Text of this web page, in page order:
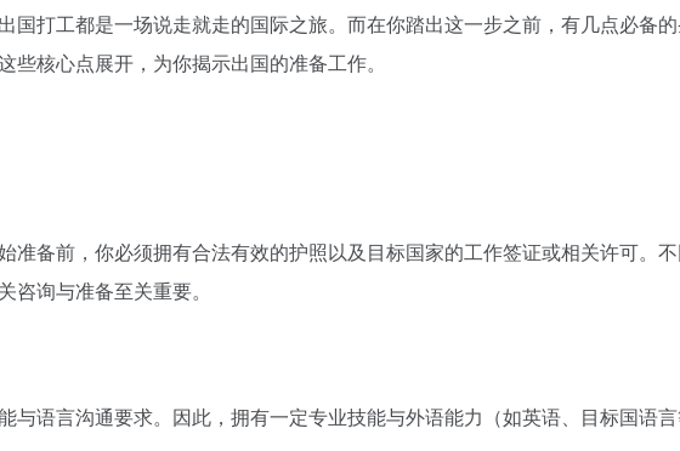
国打工都是一场说走就走的国际之旅。而在你踏出这一步之前，有几点必备
核心点展开，为你揭示出国的准备工作。
准备前，你必须拥有合法有效的护照以及目标国家的工作签证或相关许可。
询与准备至关重要。
与语言沟通要求。因此，拥有一定专业技能与外语能力（如英语、目标国语